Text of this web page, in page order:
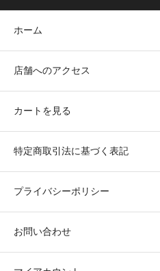
ホーム
店舗へのアクセス
カートを見る
特定商取引法に基づく表記
プライバシーポリシー
お問い合わせ